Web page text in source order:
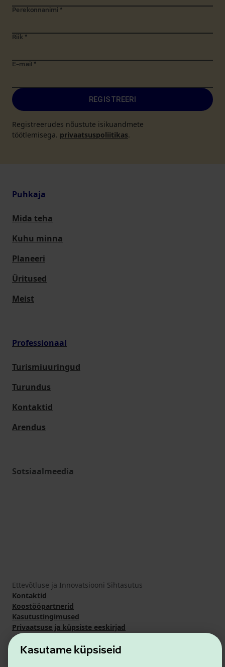
Kasutame küpsiseid
Perekonnanimi *
Riik *
E-mail *
REGISTREERI
Registreerudes nõustute isikuandmete
töötlemisega. privaatsuspoliitikas.
Puhkaja
Mida teha
Kuhu minna
Planeeri
Üritused
Meist
Professionaal
Turismiuuringud
Turundus
Kontaktid
Arendus
Sotsiaalmeedia
Ettevõtluse ja Innovatsiooni Sihtasutus
Kontaktid
Koostööpartnerid
Kasutustingimused
Privaatsuse ja küpsiste eeskirjad